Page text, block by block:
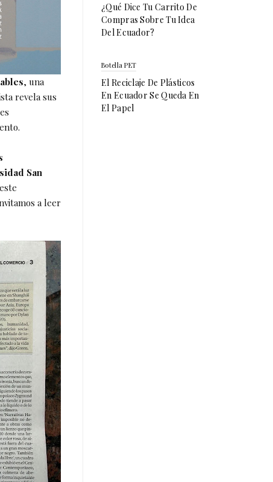
, una
revela sus
San
a leer
¿Qué Dice Tu Carrito De
Compras Sobre Tu Idea
Del Ecuador?
Botella PET
El Reciclaje De Plásticos
En Ecuador Se Queda En
El Papel